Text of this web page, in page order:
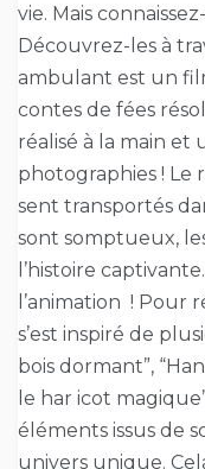
vie. Mais
Découvrez-les à
ambulant est un
contes de fées
réalisé à la main et
photographies ! Le
sent transportés
sont somptueux,
l’histoire
l’animation ! Pour
s’est inspiré de
bois dormant”,
le har icot
éléments issus de
univers unique.